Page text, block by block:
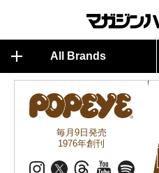
All Brands
毎月9日発売
1976年創刊